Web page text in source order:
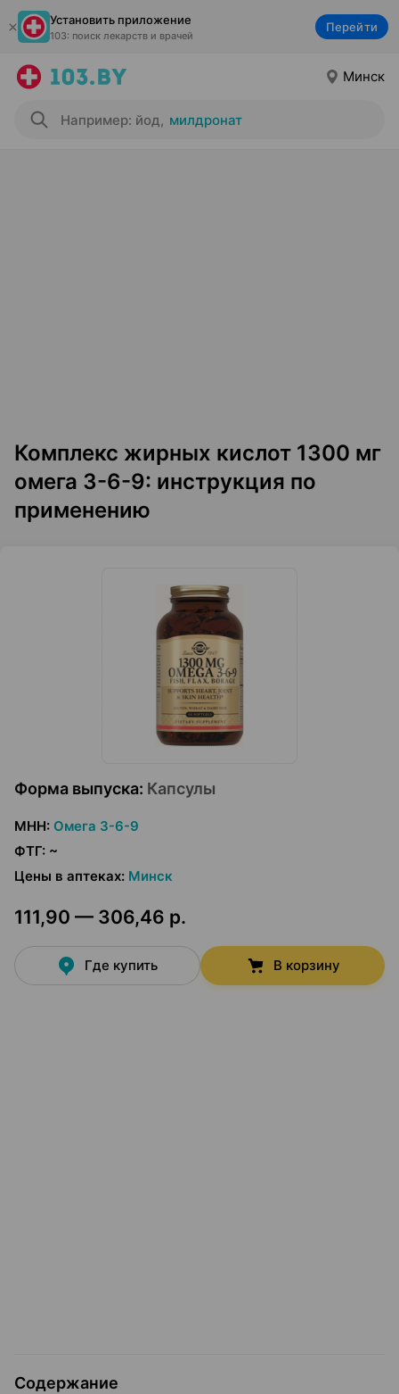
Установить приложение
103: поиск лекарств и врачей
Перейти
Минск
Например: йод, милдронат
Комплекс жирных кислот 1300 мг
омега 3-6-9: инструкция по
применению
Форма выпуска: Капсулы
МНН: Омега 3-6-9
ФТГ: ~
Цены в аптеках: Минск
111,90 — 306,46 р.
Где купить В корзину
Содержание